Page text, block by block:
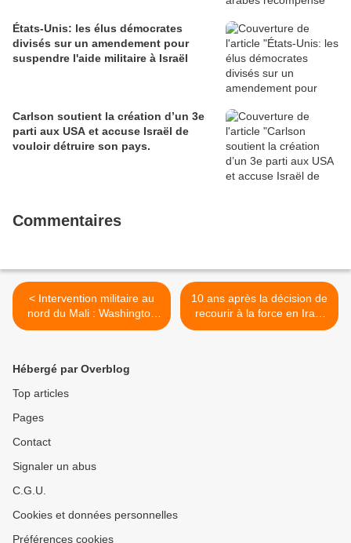
États-Unis: les élus démocrates
divisés sur un amendement pour
suspendre l'aide militaire à Israël
Carlson soutient la création d’un 3e
parti aux USA et accuse Israël de
vouloir détruire son pays.
Commentaires
< Intervention militaire au
nord du Mali : Washington
pose ses conditions
10 ans après la décision de
recourir à la force en Irak,
un million de vies en moins
Hébergé par Overblog
Top articles
Pages
Contact
Signaler un abus
C.G.U.
Cookies et données personnelles
Préférences cookies